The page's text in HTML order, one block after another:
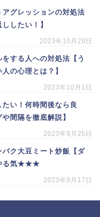
アグレッションの対処法
したい！】
2023年10月29日
をする人への対処法【う
の心理とは？】
2023年10月1日
たい！何時間後なら良
間隔を徹底解説】
2023年9月25日
パク大豆ミート炒飯【ダ
やる気★★★
2023年9月17日